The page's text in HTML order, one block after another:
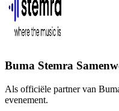
Buma Stemra
Als officiële partner van
evenement.